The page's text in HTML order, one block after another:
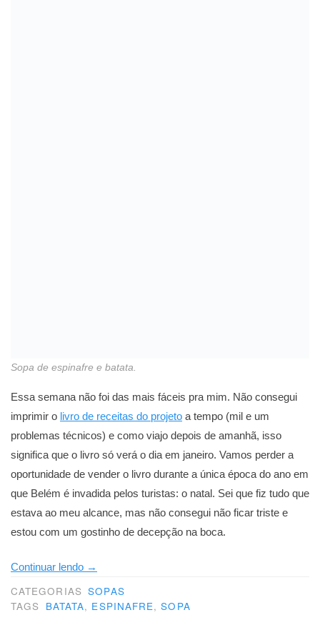
Sopa de espinafre e batata.
Essa semana não foi das mais fáceis pra mim. Não consegui
imprimir o livro de receitas do projeto a tempo (mil e um
problemas técnicos) e como viajo depois de amanhã, isso
significa que o livro só verá o dia em janeiro. Vamos perder a
oportunidade de vender o livro durante a única época do ano em
que Belém é invadida pelos turistas: o natal. Sei que fiz tudo que
estava ao meu alcance, mas não consegui não ficar triste e
estou com um gostinho de decepção na boca.
Continuar lendo “Pra
reabastecer
→
CATEGORIAS SOPAS
TAGS BATATA, ESPINAFRE,SOPA